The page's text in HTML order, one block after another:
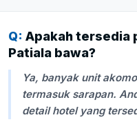
Q: Apakah tersedia
Patiala bawa?
Ya, banyak unit
termasuk sarapan.
detail hotel yang